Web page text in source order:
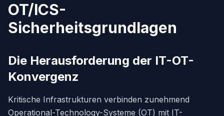
OT/ICS-
Sicherheitsgrundlagen
Die Herausforderung der IT-OT-
Konvergenz
Kritische Infrastrukturen verbinden zunehmend
Operational-Technology-Systeme (OT) mit IT-